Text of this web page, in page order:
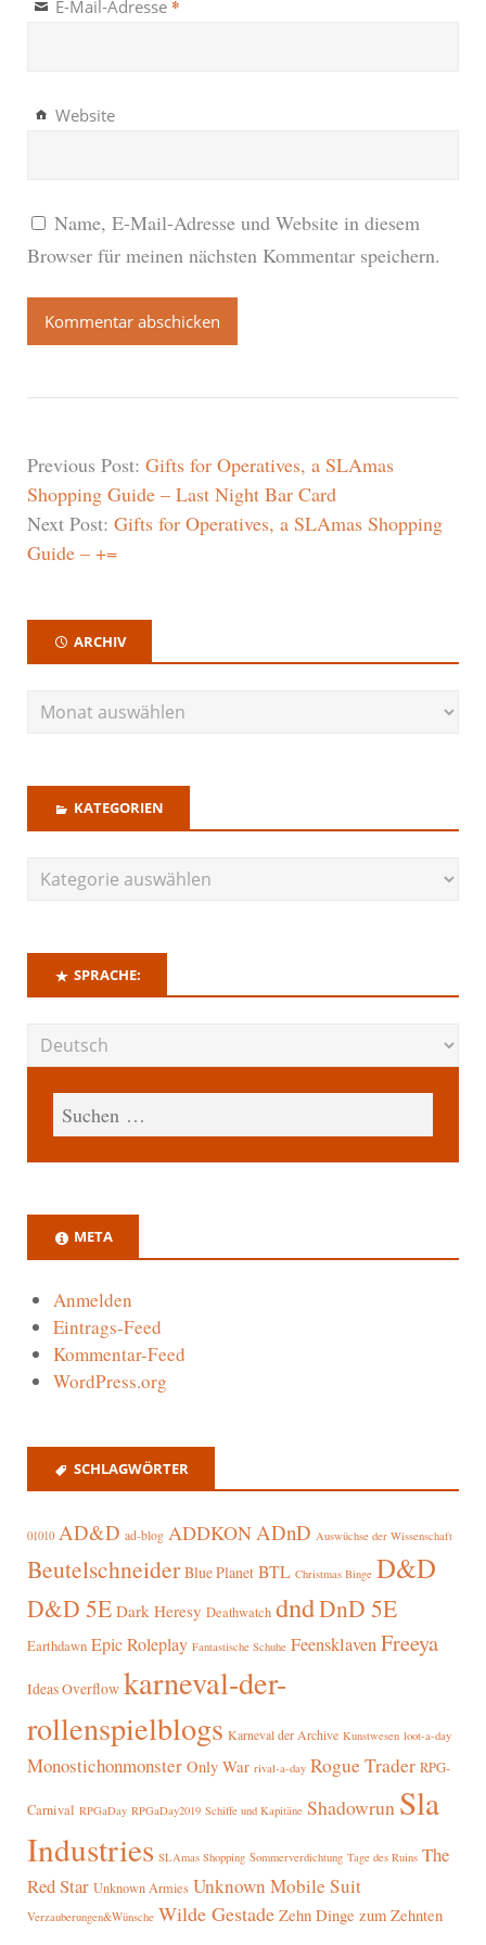
E-Mail-Adresse *
Website
Name, E-Mail-Adresse und Website in diesem
Browser für meinen nächsten Kommentar speichern.
Previous Post: Gifts for Operatives, a SLAmas
Shopping Guide – Last Night Bar Card
Next Post: Gifts for Operatives, a SLAmas Shopping
Guide – +=
ARCHIV
KATEGORIEN
SPRACHE:
META
Anmelden
Eintrags-Feed
Kommentar-Feed
WordPress.org
SCHLAGWÖRTER
01010 AD&D ad-blog ADDKONADnD Auswüchse der Wissenschaft
Beutelschneider Blue Planet BTL Christmas Binge D&D
D&D 5E Dark Heresy Deathwatch dndDnD 5E
Earthdawn Epic Roleplay Fantastische Schuhe FeensklavenFreeya
Ideas Overflow karneval-der-
rollenspielblogs Karneval der Archive Kunstwesen loot-a-day
Monostichonmonster Only War rival-a-day Rogue Trader RPG-
Carnival RPGaDay RPGaDay2019 Schiffe und Kapitäne Shadowrun Sla
Industries SLAmas Shopping Sommerverdichtung Tage des Ruins The
Red Star Unknown Armies Unknown Mobile Suit
Verzauberungen&Wünsche Wilde Gestade Zehn Dinge zum Zehnten